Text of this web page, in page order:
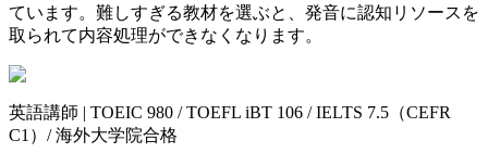
ています。難しすぎる教材を選ぶと、発音に認知リソースを
取られて内容処理ができなくなります。
英語講師 | TOEIC 980 / TOEFL iBT 106 / IELTS 7.5（CEFR
C1）/ 海外大学院合格